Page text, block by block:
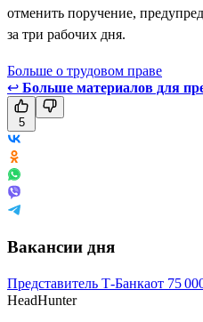
отменить поручение,
за три рабочих дня.
Больше о трудовом праве
↩ Больше материалов для
5
Вакансии дня
Представитель Т-Банкаот 75
HeadHunter